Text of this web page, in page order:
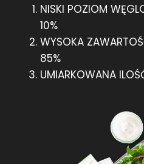
NISKI POZIOM
10%
WYSOKA
85%
UMIARKOWANA